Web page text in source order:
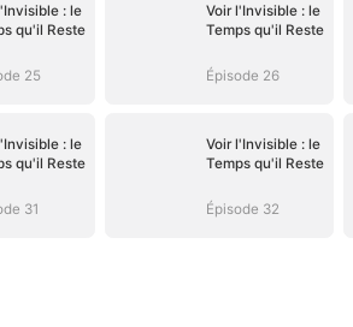
: le
qu'il Reste
25
Voir l'Invisible : le
Temps qu'il Reste
Épisode 26
: le
qu'il Reste
31
Voir l'Invisible : le
Temps qu'il Reste
Épisode 32